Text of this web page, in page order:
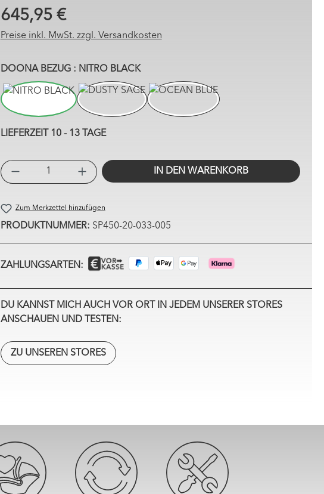
645,95 €
Preise inkl. MwSt. zzgl. Versandkosten
DOONA BEZUGAUSWÄHLEN
: NITRO BLACK
NITRO BLACK DUSTY SAGE OCEAN BLUE
LIEFERZEIT 10 - 13 TAGE
PRODUKT ANZAHL: GIB DEN
IN DEN WARENKORB
Zum Merkzettel hinzufügen
PRODUKTNUMMER: SP450-20-033-005
ZAHLUNGSARTEN:
DU KANNST MICH AUCH VOR ORT IN JEDEM UNSERER STORES
ANSCHAUEN UND TESTEN:
ZU UNSEREN STORES